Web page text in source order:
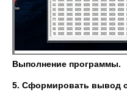
Выполнение программы.
5. Сформировать вывод